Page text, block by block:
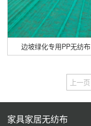
边坡绿化专用PP无纺布
上一页
家具家居无纺布